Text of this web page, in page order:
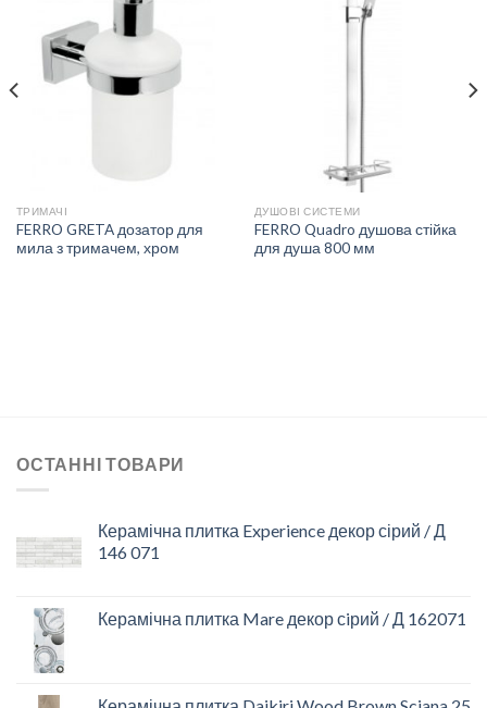
СПИСКУ
БАЖАНЬ
ТРИМАЧІ
FERRO GRETA дозатор для
мила з тримачем, хром
ДУШОВІ СИСТЕМИ
FERRO Quadro душова стійка
для душа 800 мм
ОСТАННІ ТОВАРИ
Керамічна плитка Experience декор сірий / Д
146 071
Керамічна плитка Mare декор сiрий / Д 162071